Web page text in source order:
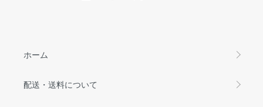
ホーム
配送・送料について